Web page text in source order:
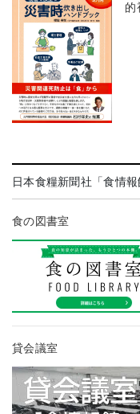
的
日本食糧新聞社「食情報
食の図書室
貸会議室